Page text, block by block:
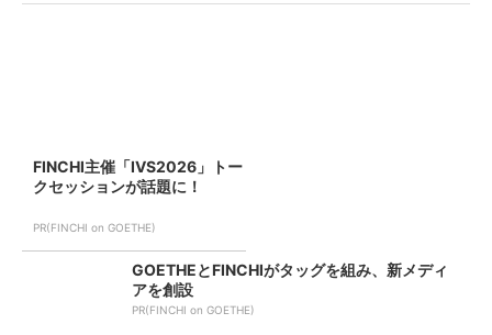
FINCHI主催「IVS2026」トー
クセッションが話題に！
PR(FINCHI on GOETHE)
GOETHEとFINCHIがタッグを組み、新メディ
アを創設
PR(FINCHI on GOETHE)